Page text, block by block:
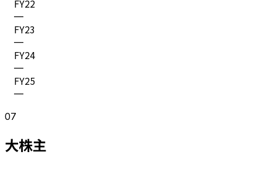
FY22
—
FY23
—
FY24
—
FY25
—
07
大株主